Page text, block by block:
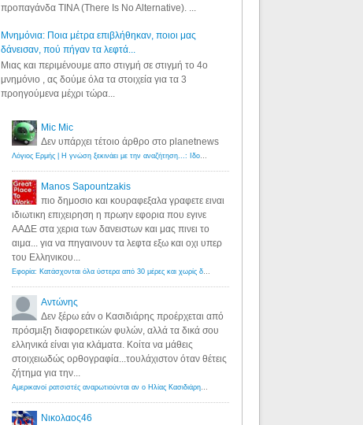
προπαγάνδα TINA (There Is No Alternative). ...
Μνημόνια: Ποια μέτρα επιβλήθηκαν, ποιοι μας
δάνεισαν, πού πήγαν τα λεφτά...
Μιας και περιμένουμε απο στιγμή σε στιγμή το 4ο
μνημόνιο , ας δούμε όλα τα στοιχεία για τα 3
προηγούμενα μέχρι τώρα...
Mic Mic
Δεν υπάρχει τέτοιο άρθρο στο planetnews
Λόγιος Ερμής | Η γνώση ξεκινάει με την αναζήτηση...: Ιδού οι 18 που χρωστούν 11 δις ευρώ!
Manos Sapountzakis
πιο δημοσιο και κουραφεξαλα γραφετε ειναι
ιδιωτικη επιχειρηση η πρωην εφορια που εγινε
ΑΑΔΕ στα χερια των δανειστων και μας πινει το
αιμα... για να πηγαινουν τα λεφτα εξω και οχι υπερ
του Ελληνικου...
Εφορία: Κατάσχονται όλα ύστερα από 30 μέρες και χωρίς δικαστικές αποφάσεις - Λόγιος Ερμής
Αντώνης
Δεν ξέρω εάν ο Κασιδιάρης προέρχεται από
πρόσμιξη διαφορετικών φυλών, αλλά τα δικά σου
ελληνικά είναι για κλάματα. Κοίτα να μάθεις
στοιχειωδώς ορθογραφία...τουλάχιστον όταν θέτεις
ζήτημα για την...
Αμερικανοί ρατσιστές αναρωτιούνται αν ο Ηλίας Κασιδιάρης ανήκει στη λευκή φυλή... - Λόγιος Ερμής
Νικολαος46